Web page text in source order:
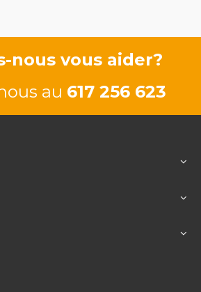
nous vous aider?
au 617 256 623